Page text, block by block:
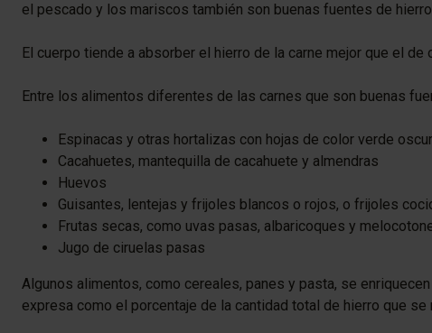
el pescado y los mariscos también son buenas fuentes de
El cuerpo tiende a absorber el hierro de la carne mejor que el
Entre los alimentos diferentes de las carnes que son buenas
Espinacas y otras hortalizas con hojas de color verde
Cacahuetes, mantequilla de cacahuete y almendras
Huevos
Guisantes, lentejas y frijoles blancos o rojos, o frijoles
Frutas secas, como uvas pasas, albaricoques y
Jugo de ciruelas pasas
Algunos alimentos, como cereales, panes y pasta, se
expresa como el porcentaje de la cantidad total de hierro que